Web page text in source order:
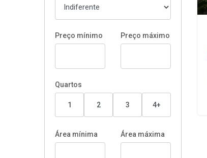
Preço mínimo Preço máximo
Quartos
1 2 3 4+
Área mínima Área máxima